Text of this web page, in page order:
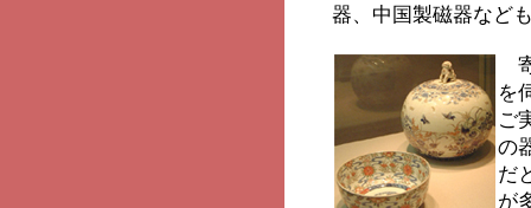
器、中国製磁器など
を
ご
の
だ
が